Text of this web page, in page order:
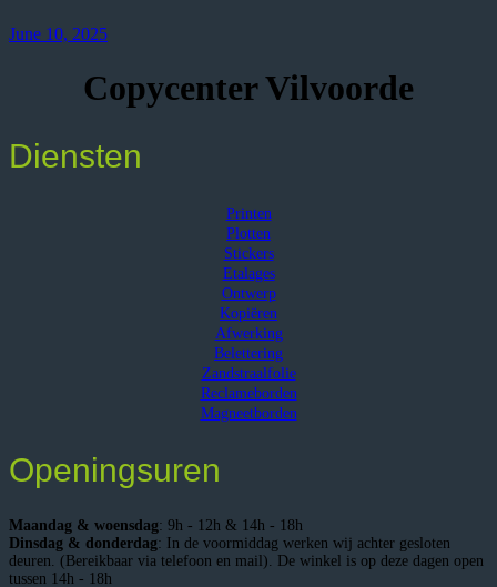
June 10, 2025
Copycenter Vilvoorde
Diensten
Printen
Plotten
Stickers
Etalages
Ontwerp
Kopiëren
Afwerking
Belettering
Zandstraalfolie
Reclameborden
Magneetborden
Openingsuren
Maandag & woensdag: 9h - 12h & 14h - 18h
Dinsdag & donderdag: In de voormiddag werken wij achter gesloten
deuren. (Bereikbaar via telefoon en mail). De winkel is op deze dagen open
tussen 14h - 18h